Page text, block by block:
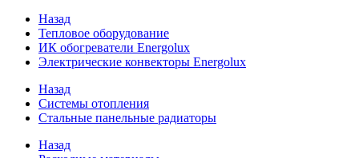
Назад
Тепловое оборудование
ИК обогреватели Energolux
Электрические конвекторы Energolux
Назад
Системы отопления
Стальные панельные радиаторы
Назад